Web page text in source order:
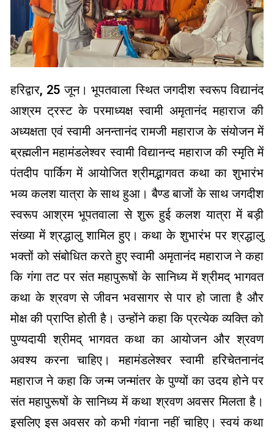
हरिद्वार, 25 जून। भूपतवाला स्थित जगदीश स्वरूप विद्यानंद
आश्रम ट्रस्ट के परमाध्यक्ष स्वामी अमृतानंद महाराज की
अध्यक्षता एवं स्वामी अनन्तानंद रामजी महाराज के संयोजन में
ब्रह्मलीन महामंडलेश्वर स्वामी विद्यानन्द महाराज की स्मृति में
पंतदीप पार्किग में आयोजित श्रीमद्भागवत कथा का शुभारंभ
भव्य कलश यात्रा के साथ हुआ। बैण्ड बाजों के साथ जगदीश
स्वरूप आश्रम भूपतवाला से शुरू हुई कलश यात्रा में बड़ी
संख्या में श्रद्धालु शामिल हुए। कथा के शुभारंभ पर श्रद्धालु
भक्तों को संबोधित करते हुए स्वामी अमृतानंद महाराज ने कहा
कि गंगा तट पर संत महापुरूषों के सानिध्य में श्रीमद् भागवत
कथा के श्रवण से जीवन भवसागर से पार हो जाता है और
मोक्ष की प्राप्ति होती है। उन्होंने कहा कि प्रत्येक व्यक्ति को
पुण्यदायी श्रीमद् भागवत कथा का आयोजन और श्रवण
अवश्य करना चाहिए। महामंडलेश्वर स्वामी हरिचेतनानंद
महाराज ने कहा कि जन्म जन्मांतर के पुण्यों का उदय होने पर
संत महापुरूषों के सानिध्य में कथा श्रवण अवसर मिलता है।
इसलिए इस अवसर को कभी गंवाना नहीं चाहिए। स्वयं कथा